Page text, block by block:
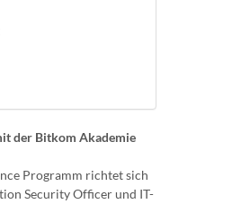
der Bitkom Akademie
Programm richtet sich
Security Officer und IT-